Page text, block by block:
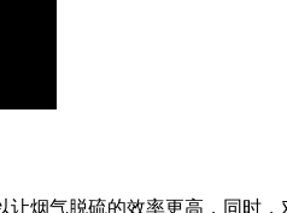
烟气脱硫的效率更高，同时